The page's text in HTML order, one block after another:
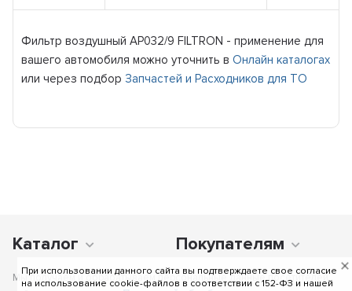
При использовании данного сайта вы подтверждаете свое согласие
на использование cookie-файлов в соответствии c 152-ФЗ и нашей
Фильтр воздушный AP032/9 FILTRON - применение для
вашего автомобиля можно уточнить вОнлайн каталогах
или через подбор Запчастей и Расходников для ТО
Каталог Покупателям
Мы получаем и обрабатываем персональные данные посетителей